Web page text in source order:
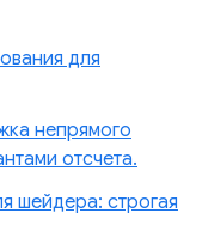
для
непрямого
отсчета.
шейдера: строгая